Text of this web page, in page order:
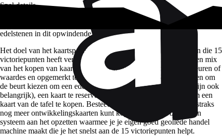
Spel details
edelstenen in dit opwindende…
Het doel van het kaartspel Splendor is de eerste handelaar te zijn die 15
victoriepunten heeft verdiend. Spelers verdienen punten door een mix
van het kopen van kaarten met edelstenen van verschillende kleuren of
waardes en opgemerkt te worden door de Edelen. Spelers mogen om
de beurt kiezen om een edelsteen te nemen (let op: de kleuren zijn ook
belangrijk), een kaart te reserveren voor een gouden fiche of om een
kaart van de tafel te kopen. Besteed je edelstenen w
straks
nog meer ontwikkelingskaarten kuntkopen. Eigenlijk ben je een
systeem aan het opzetten waarmee je je eigen goed geoliede handel
machine maakt die je het snelst aan de 15 victoriepunten helpt.